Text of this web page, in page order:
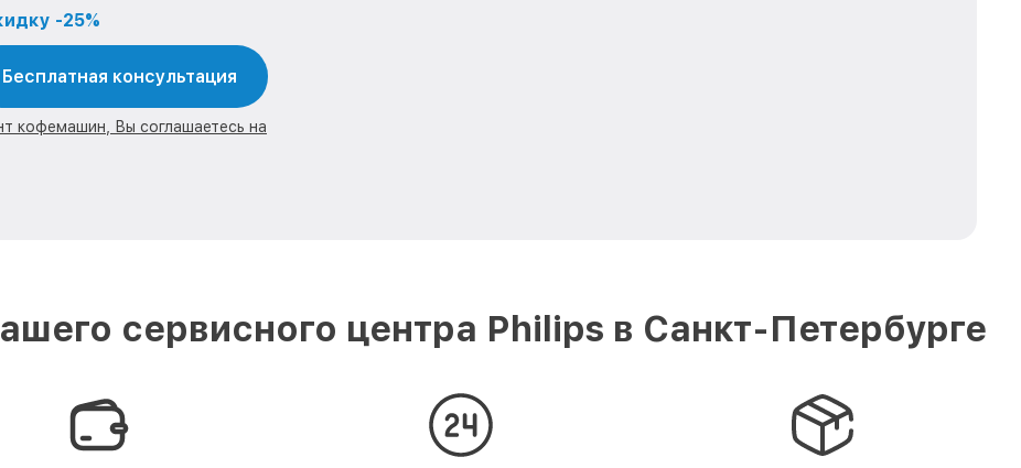
-25%
Бесплатная консультация
кофемашин, Вы соглашаетесь на
сервисного центра Philips в Санкт-Петербурге